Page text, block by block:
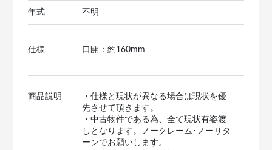
年式 不明
仕様 口開：約160mm
商品説明
・仕様と現状が異なる場合は現状を優
先させて頂きます。
・中古物件である為、全て現状有姿渡
しとなります。ノークレーム･ノーリタ
ーンでお願いします。